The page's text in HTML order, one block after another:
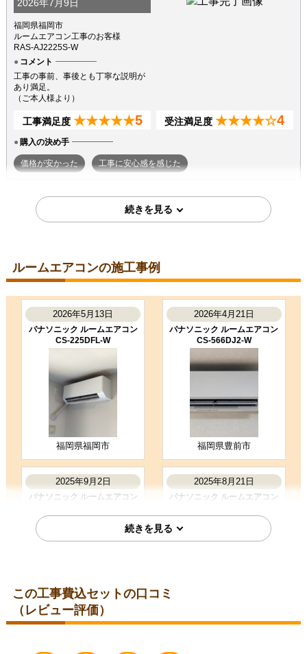
2026年7月9日
福岡県福岡市
ルームエアコン工事のお客様
RAS-AJ2225S-W
コメント
工事の事前、事後とも丁寧な説明が
あり満足。
（ご本人様より）
工事満足度 ★★★★★5 受注満足度 ★★★★☆4
購入の決め手
価格が安かった 工事に安心感を感じた
2026年7月7日
コメント
段取りも良く、エアコン取付後のチ
ても良かったです。ありがとうござ
いました。
（ご本人様より）
工事満足度 ★★★★★ 受注満足度 ★★★☆☆
購入の決め手
商品選定がしやすかった
工事に安心感を感じた
ルームエアコンの施工事例
2026年5月13日
パナソニック ルームエアコン
CS-225DFL-W
福岡県福岡市
2026年4月21日
パナソニック ルームエアコン
CS-566DJ2-W
福岡県豊前市
2025年9月2日
パナソニック ルームエアコン
東京都港区
2025年8月21日
パナソニック ルームエアコン
この工事費込セットの口コミ
（レビュー評価）